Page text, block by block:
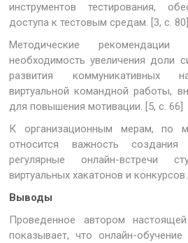
инструментов тестирования,
доступа к тестовым средам. [3, с. 80]
Методические
необходимость увеличения доли
развития коммуникативных
виртуальной командной работы,
для повышения мотивации. [5, с. 66]
К организационным мерам, по
относится важность создания
регулярные онлайн-встречи
виртуальных хакатонов и конкурсов.
Выводы
Проведенное автором
показывает, что онлайн-